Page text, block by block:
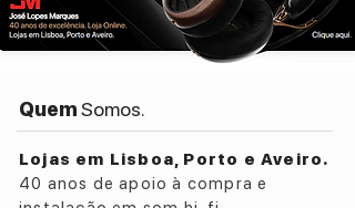
QuemSomos.
Lojas em Lisboa, Porto e Aveiro.
40 anos de apoio à compra e